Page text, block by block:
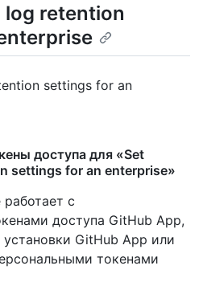
retention
settings for an
доступа для «Set
settings for an enterprise»
с
доступа GitHub App,
GitHub App или
токенами